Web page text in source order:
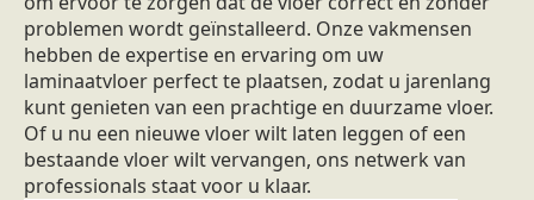
problemen wordt geïnstalleerd. Onze vakmensen
hebben de expertise en ervaring om uw
laminaatvloer perfect te plaatsen, zodat u jarenlang
kunt genieten van een prachtige en duurzame vloer.
Of u nu een nieuwe vloer wilt laten leggen of een
bestaande vloer wilt vervangen, ons netwerk van
professionals staat voor u klaar.